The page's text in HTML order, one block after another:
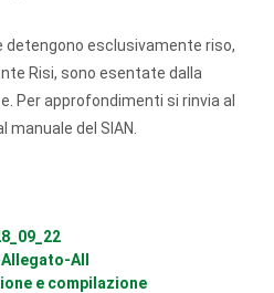
detengono esclusivamente riso,
Risi, sono esentate dalla
Per approfondimenti si rinvia al
del SIAN.
All
e compilazione